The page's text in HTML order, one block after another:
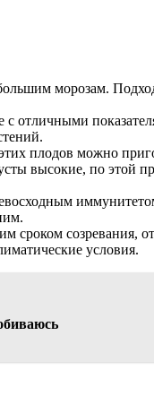
морозам.
отличными
плодов можно
высокие, по этой
сроком созревания,
условия.